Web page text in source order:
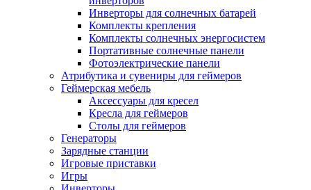
Инверторы для солнечных батарей
Комплекты крепления
Комплекты солнечных энергосистем
Портативные солнечные панели
Фотоэлектрические панели
Атрибутика и сувениры для геймеров
Геймерская мебель
Аксессуары для кресел
Кресла для геймеров
Столы для геймеров
Генераторы
Зарядные станции
Игровые приставки
Игры